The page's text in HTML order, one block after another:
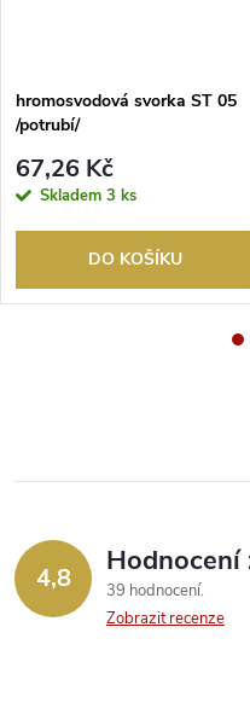
hromosvodová svorka ST 05
/potrubí/
67,26 Kč
Skladem 3 ks
DO KOŠÍKU
4,8 Hodnocení
39 hodnocení
Zobrazit recenze